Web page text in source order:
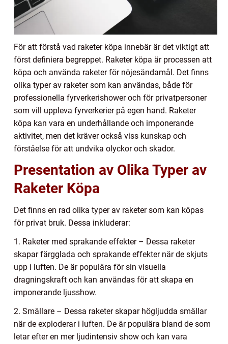
För att förstå vad raketer köpa innebär är det viktigt att
först definiera begreppet. Raketer köpa är processen att
köpa och använda raketer för nöjesändamål. Det finns
olika typer av raketer som kan användas, både för
professionella fyrverkerishower och för privatpersoner
som vill uppleva fyrverkerier på egen hand. Raketer
köpa kan vara en underhållande och imponerande
aktivitet, men det kräver också viss kunskap och
förståelse för att undvika olyckor och skador.
Presentation av Olika Typer av
Raketer Köpa
Det finns en rad olika typer av raketer som kan köpas
för privat bruk. Dessa inkluderar:
1. Raketer med sprakande effekter – Dessa raketer
skapar färgglada och sprakande effekter när de skjuts
upp i luften. De är populära för sin visuella
dragningskraft och kan användas för att skapa en
imponerande ljusshow.
2. Smällare – Dessa raketer skapar högljudda smällar
när de exploderar i luften. De är populära bland de som
letar efter en mer ljudintensiv show och kan vara